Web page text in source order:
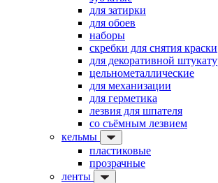
для затирки
для обоев
наборы
скребки для снятия краски
для декоративной
цельнометаллические
для механизации
для герметика
лезвия для шпателя
со съёмным лезвием
кельмы
пластиковые
прозрачные
ленты